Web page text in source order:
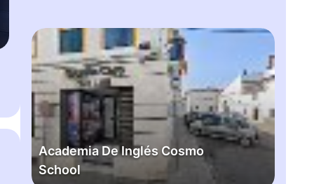
Academia De Inglés Cosmo
School
A
c
a
d
e
m
i
a